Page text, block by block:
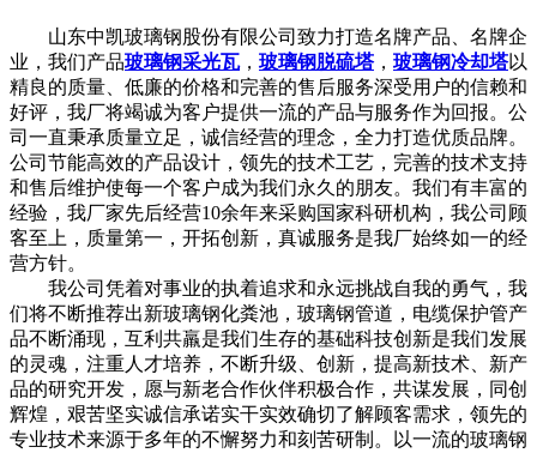
山东中凯玻璃钢股份有限公司致力打造名牌产品、名牌企
业，我们产品玻璃钢采光瓦， 玻璃钢脱硫塔， 玻璃钢冷却塔以
精良的质量、低廉的价格和完善的售后服务深受用户的信赖和
好评，我厂将竭诚为客户提供一流的产品与服务作为回报。公
司一直秉承质量立足，诚信经营的理念，全力打造优质品牌。
公司节能高效的产品设计，领先的技术工艺，完善的技术支持
和售后维护使每一个客户成为我们永久的朋友。我们有丰富的
经验，我厂家先后经营10余年来采购国家科研机构，我公司顾
客至上，质量第一，开拓创新，真诚服务是我厂始终如一的经
营方针。
我公司凭着对事业的执着追求和永远挑战自我的勇气，我
们将不断推荐出新玻璃钢化粪池，玻璃钢管道，电缆保护管产
品不断涌现，互利共羸是我们生存的基础科技创新是我们发展
的灵魂，注重人才培养，不断升级、创新，提高新技术、新产
品的研究开发，愿与新老合作伙伴积极合作，共谋发展，同创
辉煌，艰苦坚实诚信承诺实干实效确切了解顾客需求，领先的
专业技术来源于多年的不懈努力和刻苦研制。以一流的玻璃钢